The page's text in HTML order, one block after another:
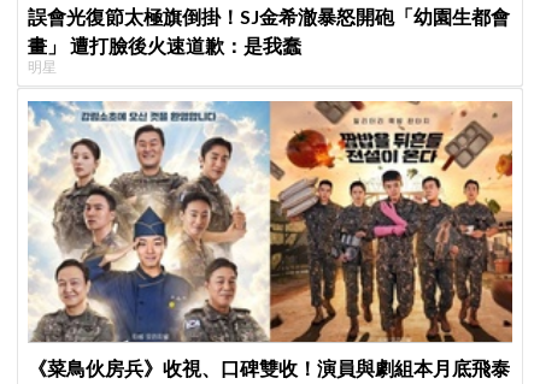
誤會光復節太極旗倒掛！SJ金希澈暴怒開砲「幼園生都會
畫」 遭打臉後火速道歉：是我蠢
明星
《菜鳥伙房兵》收視、口碑雙收！演員與劇組本月底飛泰